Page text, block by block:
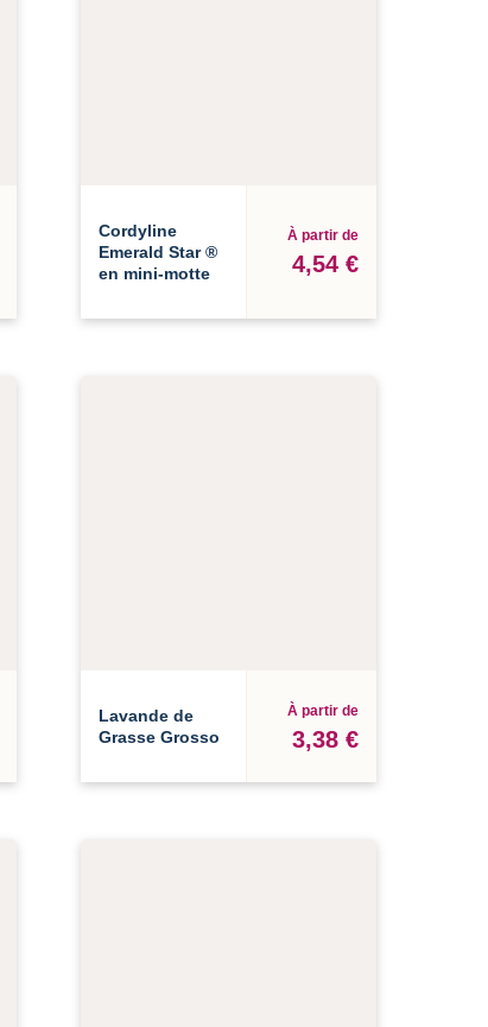
Cordyline
Emerald Star ®
en mini-motte
À partir de
4,54 €
Lavande de
Grasse Grosso
À partir de
3,38 €